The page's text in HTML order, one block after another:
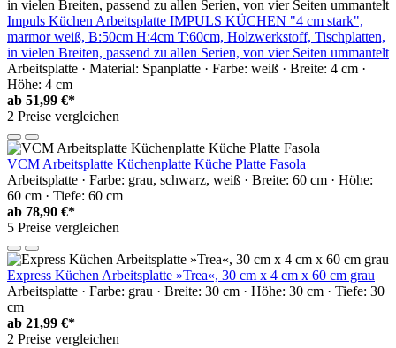
Impuls Küchen Arbeitsplatte IMPULS KÜCHEN "4 cm stark",
marmor weiß, B:50cm H:4cm T:60cm, Holzwerkstoff, Tischplatten,
in vielen Breiten, passend zu allen Serien, von vier Seiten ummantelt
Arbeitsplatte · Material: Spanplatte · Farbe: weiß · Breite: 4 cm ·
Höhe: 4 cm
ab 51,99 €*
2 Preise vergleichen
VCM Arbeitsplatte Küchenplatte Küche Platte Fasola
Arbeitsplatte · Farbe: grau, schwarz, weiß · Breite: 60 cm · Höhe:
60 cm · Tiefe: 60 cm
ab 78,90 €*
5 Preise vergleichen
Express Küchen Arbeitsplatte »Trea«, 30 cm x 4 cm x 60 cm grau
Arbeitsplatte · Farbe: grau · Breite: 30 cm · Höhe: 30 cm · Tiefe: 30
cm
ab 21,99 €*
2 Preise vergleichen